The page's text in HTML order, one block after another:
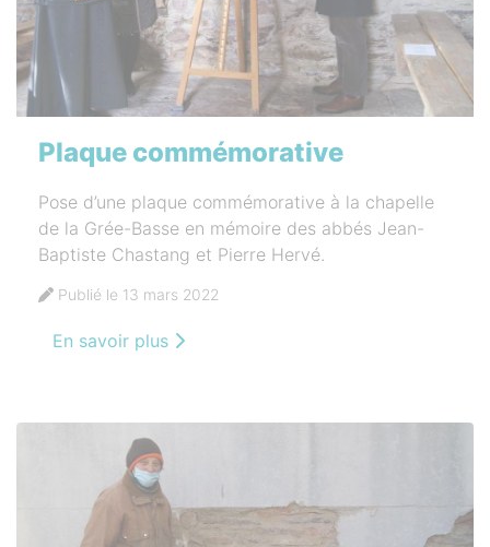
Plaque commémorative
Pose d’une plaque commémorative à la chapelle
de la Grée-Basse en mémoire des abbés Jean-
Baptiste Chastang et Pierre Hervé.
Publié le 13 mars 2022
En savoir plus